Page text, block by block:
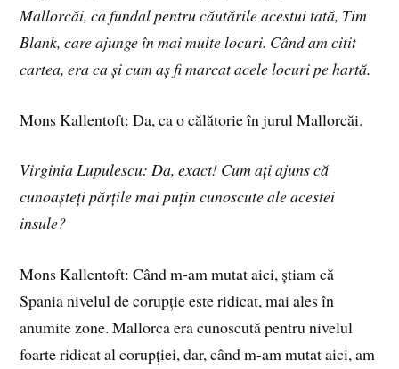
Mallorcăi, ca fundal pentru căutările acestui tată, Tim
Blank, care ajunge în mai multe locuri. Când am citit
cartea, era ca și cum aș fi marcat acele locuri pe hartă.
Mons Kallentoft: Da, ca o călătorie în jurul Mallorcăi.
Virginia Lupulescu: Da, exact! Cum ați ajuns că
cunoașteți părțile mai puțin cunoscute ale acestei
insule?
Mons Kallentoft: Când m-am mutat aici, știam că
Spania nivelul de corupție este ridicat, mai ales în
anumite zone. Mallorca era cunoscută pentru nivelul
foarte ridicat al corupției, dar, când m-am mutat aici, am